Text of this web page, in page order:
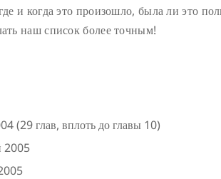
и когда это произошло, была ли это
наш список более точным!
(29 глав, вплоть до главы 10)
2005